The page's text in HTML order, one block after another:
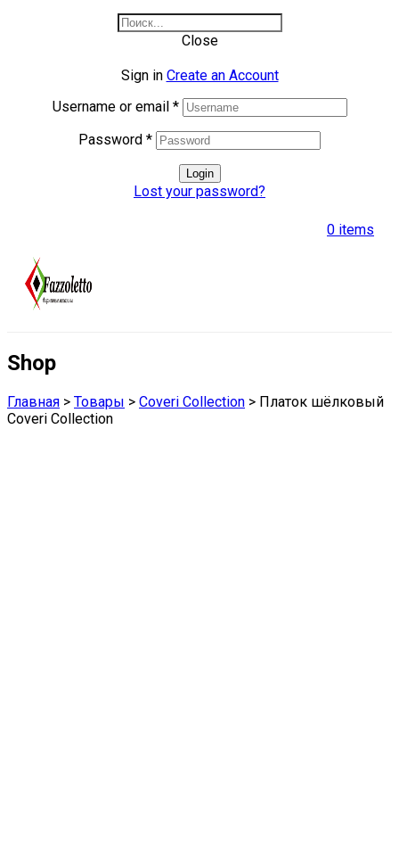
Close
Sign in Create an Account
Username or email *
Password *
Login
Lost your password?
0 items
Shop
Главная > Товары > Coveri Collection > Платок шёлковый
Coveri Collection